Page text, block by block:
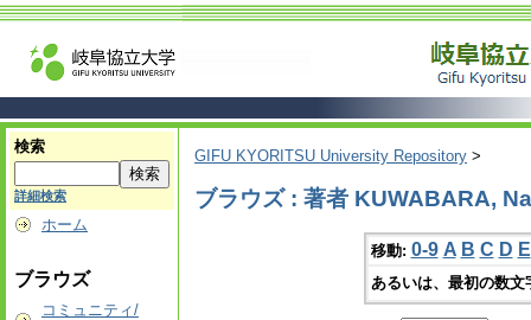
検索
詳細検索
ホーム
ブラウズ
コミュニティ/
GIFU KYORITSU University Repository >
ブラウズ : 著者 KUWABARA,
移動: 0-9 A B C D E
あるいは、最初の数